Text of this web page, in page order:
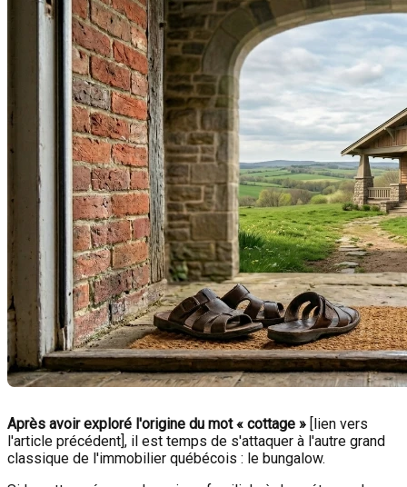
Après avoir exploré l'origine du mot « cottage » [lien vers
l'article précédent], il est temps de s'attaquer à l'autre grand
classique de l'immobilier québécois : le bungalow.